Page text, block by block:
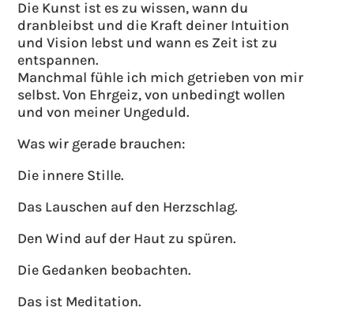
Die Kunst ist es zu wissen, wann du
dranbleibst und die Kraft deiner Intuition
und Vision lebst und wann es Zeit ist zu
entspannen.
Manchmal fühle ich mich getrieben von mir
selbst. Von Ehrgeiz, von unbedingt wollen
und von meiner Ungeduld.
Was wir gerade brauchen:
Die innere Stille.
Das Lauschen auf den Herzschlag.
Den Wind auf der Haut zu spüren.
Die Gedanken beobachten.
Das ist Meditation.